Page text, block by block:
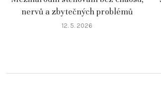
nervů a zbytečných problémů
12. 5. 2026